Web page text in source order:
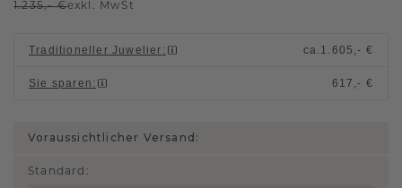
1.235,- €exkl. MwSt
Traditioneller Juwelier : ca. 1.605,- €
Sie sparen : 617,- €
Voraussichtlicher Versand:
Standard :